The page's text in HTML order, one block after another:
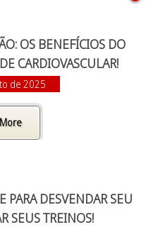
OS BENEFÍCIOS DO
CARDIOVASCULAR!
de 2025
PARA DESVENDAR SEU
SEUS TREINOS!